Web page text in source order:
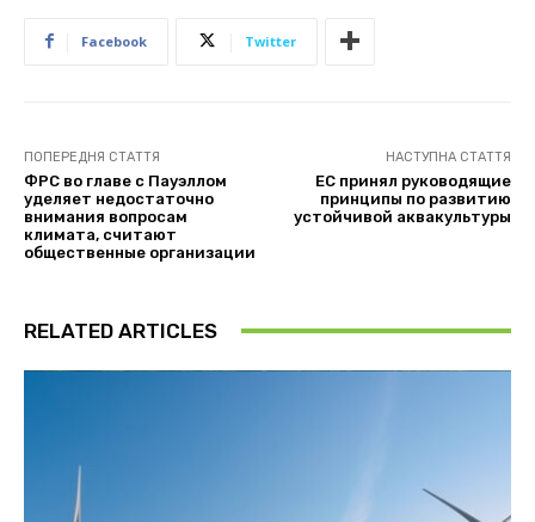
Facebook Twitter
ПОПЕРЕДНЯ СТАТТЯ
ФРС во главе с Пауэллом
уделяет недостаточно
внимания вопросам
климата, считают
общественные организации
НАСТУПНА СТАТТЯ
ЕС принял руководящие
принципы по развитию
устойчивой аквакультуры
RELATED ARTICLES